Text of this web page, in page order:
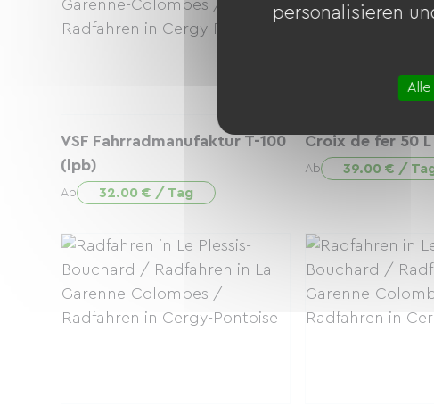
VSF Fahrradmanufaktur T-100
(lpb)
Ab 32.00 € / Tag
Croix de fer 50 L
Ab 39.00 € /
personalisieren
Alle